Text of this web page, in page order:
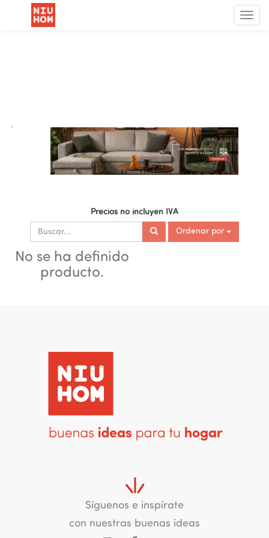
Menú
de
.
Precios no incluyen IVA
Ordenar por
No se ha definido
producto.
Síguenos e inspírate
con nuestras buenas ideas